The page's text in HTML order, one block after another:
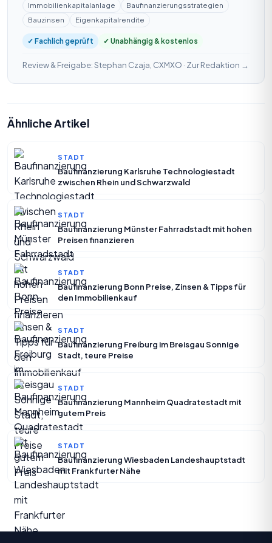
Immobilienkapitalanlage
Baufinanzierungsstrategien
Bauzinsen
Eigenkapitalrendite
✓ Fachlich geprüft ✓ Unabhängig & kostenlos
Review & Freigabe: Stephan Czaja, CXMXO · Zur Redaktion →
Ähnliche Artikel
STADT
Baufinanzierung Karlsruhe Technologiestadt
zwischen Rhein und Schwarzwald
STADT
Baufinanzierung Münster Fahrradstadt mit hohen
Preisen finanzieren
STADT
Baufinanzierung Bonn Preise, Zinsen & Tipps für
den Immobilienkauf
STADT
Baufinanzierung Freiburg im Breisgau Sonnige
Stadt, teure Preise
STADT
Baufinanzierung Mannheim Quadratestadt mit
gutem Preis
STADT
Baufinanzierung Wiesbaden Landeshauptstadt
mit Frankfurter Nähe